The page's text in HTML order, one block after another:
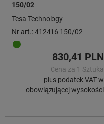
150/02
Tesa Technology
Nr art.: 412416 150/02
830,41 PLN
Cena za 1 Sztuka
plus podatek VAT w
obowiązującej wysokości